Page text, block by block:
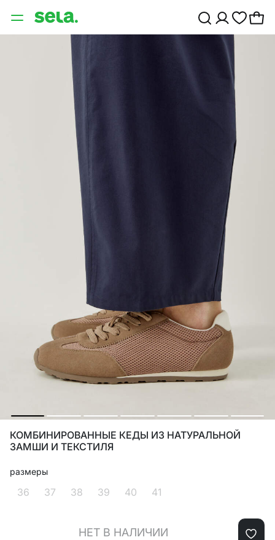
КОМБИНИРОВАННЫЕ КЕДЫ ИЗ НАТУРАЛЬНОЙ
ЗАМШИ И ТЕКСТИЛЯ
размеры
36 37 38 39 40 41
НЕТ В НАЛИЧИИ